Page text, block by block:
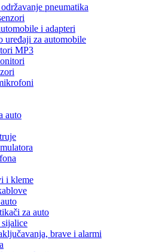
pneumatika
i adapteri
uređaji za automobile
MP3
auto
i kleme
za auto
brave i alarmi